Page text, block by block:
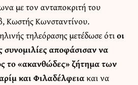
με τον ανταποκριτή του
Κωστής Κωνσταντίνου.
τηλεόρασης μετέδωσε ότιοι
συνομιλίες αποφάσισαν να
το «ακανθώδες» ζήτημα των
και Φιλαδέλφειακαι να